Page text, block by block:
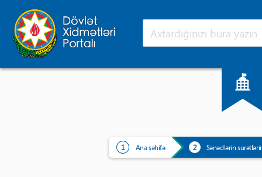
Ana səhifə Yeniliklər
Ana səhifə Sənədlərin